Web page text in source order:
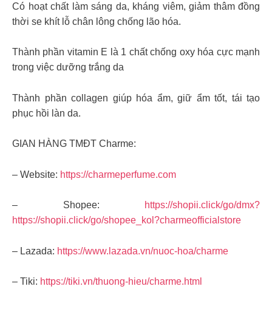
Có hoạt chất làm sáng da, kháng viêm, giảm thâm đồng
thời se khít lỗ chân lông chống lão hóa.
Thành phần vitamin E là 1 chất chống oxy hóa cực mạnh
trong việc dưỡng trắng da
Thành phần collagen giúp hóa ẩm, giữ ẩm tốt, tái tạo
phục hồi làn da.
GIAN HÀNG TMĐT Charme:
– Website: https://charmeperfume.com
– Shopee:
https://shopii.click/go/dmx?
https://shopii.click/go/shopee_kol?charmeofficialstore
– Lazada: https://www.lazada.vn/nuoc-hoa/charme
– Tiki: https://tiki.vn/thuong-hieu/charme.html